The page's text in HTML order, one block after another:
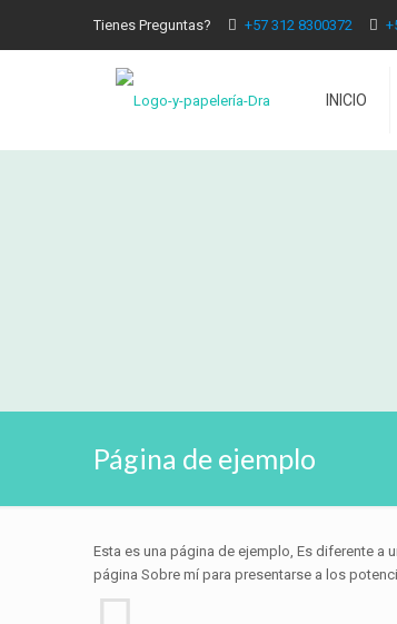
Tienes Preguntas? +57 312 8300372
INICIO
Página de ejemplo
Esta es una página de ejemplo, Es diferente a
página Sobre mí para presentarse a los